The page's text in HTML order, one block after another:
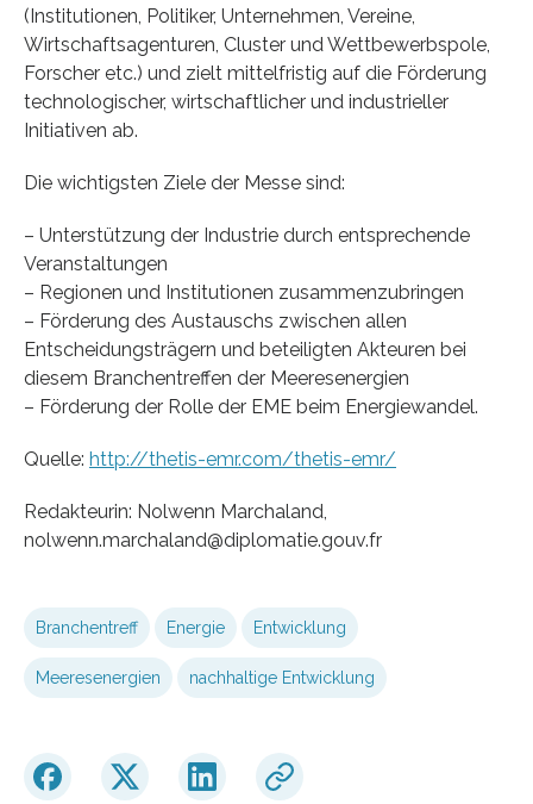
(Institutionen, Politiker, Unternehmen, Vereine,
Wirtschaftsagenturen, Cluster und Wettbewerbspole,
Forscher etc.) und zielt mittelfristig auf die Förderung
technologischer, wirtschaftlicher und industrieller
Initiativen ab.
Die wichtigsten Ziele der Messe sind:
– Unterstützung der Industrie durch entsprechende
Veranstaltungen
– Regionen und Institutionen zusammenzubringen
– Förderung des Austauschs zwischen allen
Entscheidungsträgern und beteiligten Akteuren bei
diesem Branchentreffen der Meeresenergien
– Förderung der Rolle der EME beim Energiewandel.
Quelle: http://thetis-emr.com/thetis-emr/
Redakteurin: Nolwenn Marchaland,
nolwenn.marchaland@diplomatie.gouv.fr
Branchentreff Energie Entwicklung
Meeresenergien nachhaltige Entwicklung